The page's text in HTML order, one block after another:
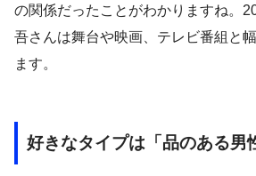
の関係だったことがわかりますね。
吾さんは舞台や映画、テレビ番組と
ます。
好きなタイプは「品のある男